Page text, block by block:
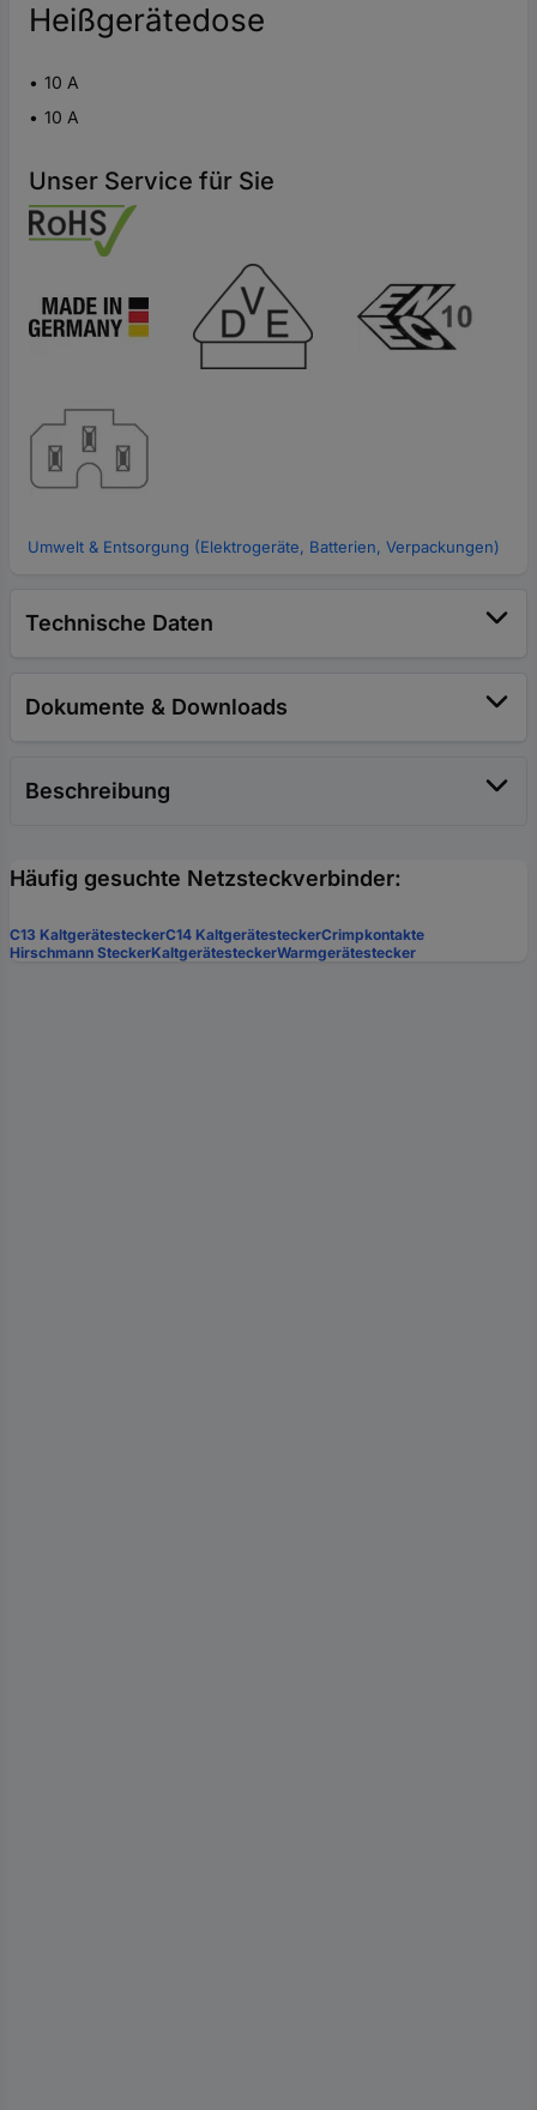
Heißgerätedose
10 A
10 A
Unser Service für Sie
Umwelt & Entsorgung (Elektrogeräte, Batterien, Verpackungen)
Technische Daten
Dokumente & Downloads
Beschreibung
Häufig gesuchte Netzsteckverbinder:
C13 KaltgerätesteckerC14 KaltgerätesteckerCrimpkontakte
Hirschmann SteckerKaltgerätesteckerWarmgerätestecker